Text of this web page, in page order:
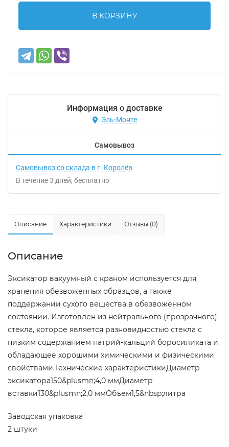
В КОРЗИНУ
Информация о доставке
Эль-Монте
Самовывоз
Самовывоз со склада в г. Королёв
В течение3 дней Бесплатно
Описание Характеристики Отзывы (0)
Описание
Эксикатор вакуумный с краном используется для
хранения обезвоженных образцов, а также
поддержании сухого вещества в обезвоженном
состоянии. Изготовлен из нейтрального (прозрачного)
стекла, которое является разновидностью стекла с
низким содержанием натрий-кальций боросиликата и
обладающее хорошими химическими и физическими
свойствами.Технические характеристикиДиаметр
эксикатора150&plusmn;4,0 ммДиаметр
вставки130&plusmn;2,0 ммОбъем1,5&nbsp;литра
Заводская упаковка
2 штуки